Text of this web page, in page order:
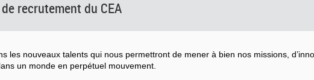
recrutement du CEA
les nouveaux talents qui nous permettront de mener à bien nos missions,
un monde en perpétuel mouvement.